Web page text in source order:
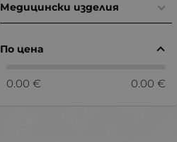
Медицински изделия
По цена
0.00 € 0.00 €